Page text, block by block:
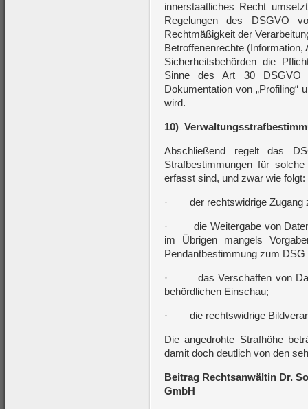
innerstaatliches Recht
Regelungen des DSGVO
Rechtmäßigkeit der
Betroffenenrechte
Sicherheitsbehörden die
Sinne des Art 30
Dokumentation von „Profiling“
wird.
10)
Abschließend regelt das
Strafbestimmungen für
erfasst sind, und zwar wie folgt:
· der rechtswidrige Zugang
· die Weitergabe von Daten
im Übrigen mangels
Pendantbestimmung zum DSG
· das Verschaffen von
behördlichen Einschau;
· die rechtswidrige
Die angedrohte Strafhöhe
damit doch deutlich von den
Beitrag Rechtsanwältin Dr.
GmbH